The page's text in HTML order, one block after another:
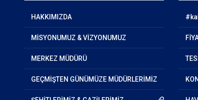
HAKKIMIZDA
MİSYONUMUZ & VİZYONUMUZ
MERKEZ MÜDÜRÜ
GEÇMİŞTEN GÜNÜMÜZE MÜDÜRLERİMİZ